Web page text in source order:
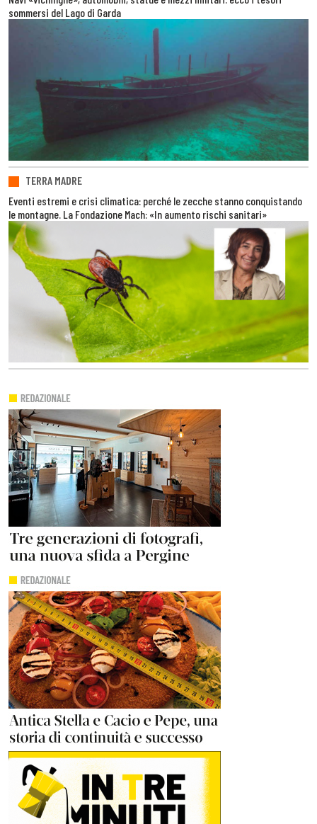
sommersi del Lago di Garda
TERRA MADRE
Eventi estremi e crisi climatica: perché le zecche stanno conquistando
le montagne. La Fondazione Mach: «In aumento rischi sanitari»